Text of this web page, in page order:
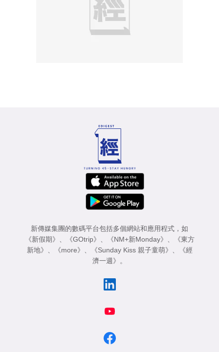
新傳媒集團的數碼平台包括多個網站和應用程式，如
《新假期》
《GOtrip》 《NM+新Monday》
《東方
新地》
《more》 《Sunday Kiss 親子童萌》
《經
濟一週》
。